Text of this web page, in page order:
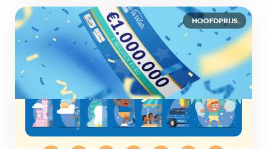
HOOFDPRIJS